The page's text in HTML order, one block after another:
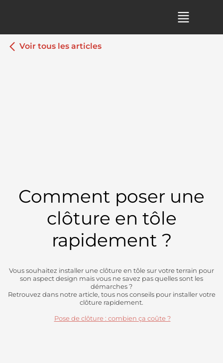
Voir tous les articles
Comment poser une
clôture en tôle
rapidement ?
Vous souhaitez installer une clôture en tôle sur votre terrain pour
son aspect design mais vous ne savez pas quelles sont les
démarches ?
Retrouvez dans notre article, tous nos conseils pour installer votre
clôture rapidement.
Pose de clôture : combien ça coûte ?